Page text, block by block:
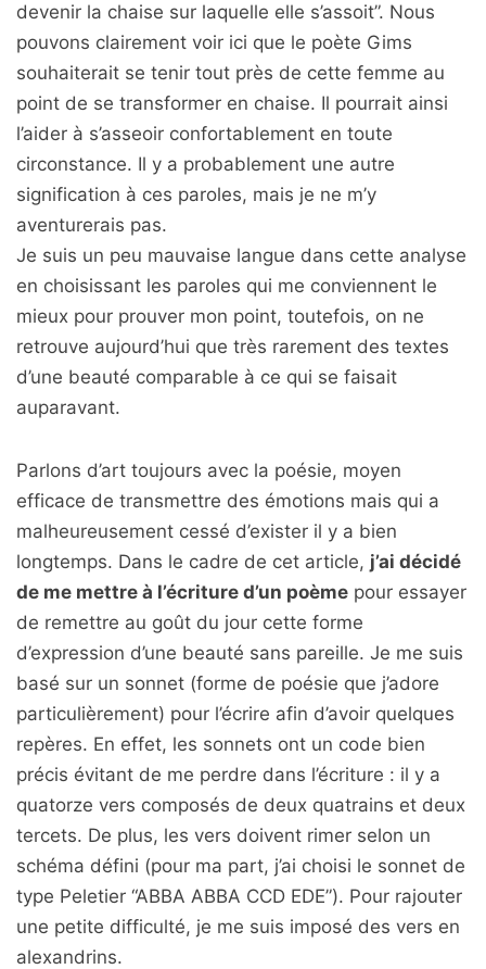
devenir la chaise sur laquelle elle s’assoit”. Nous
pouvons clairement voir ici que le poète Gims
souhaiterait se tenir tout près de cette femme au
point de se transformer en chaise. Il pourrait ainsi
l’aider à s’asseoir confortablement en toute
circonstance. Il y a probablement une autre
signification à ces paroles, mais je ne m’y
aventurerais pas.
Je suis un peu mauvaise langue dans cette analyse
en choisissant les paroles qui me conviennent le
mieux pour prouver mon point, toutefois, on ne
retrouve aujourd’hui que très rarement des textes
d’une beauté comparable à ce qui se faisait
auparavant.
Parlons d’art toujours avec la poésie, moyen
efficace de transmettre des émotions mais qui a
malheureusement cessé d’exister il y a bien
longtemps. Dans le cadre de cet article, j’ai décidé
de me mettre à l’écriture d’un poème pour essayer
de remettre au goût du jour cette forme
d’expression d’une beauté sans pareille. Je me suis
basé sur un sonnet (forme de poésie que j’adore
particulièrement) pour l’écrire afin d’avoir quelques
repères. En effet, les sonnets ont un code bien
précis évitant de me perdre dans l’écriture : il y a
quatorze vers composés de deux quatrains et deux
tercets. De plus, les vers doivent rimer selon un
schéma défini (pour ma part, j’ai choisi le sonnet de
type Peletier “ABBA ABBA CCD EDE”). Pour rajouter
une petite difficulté, je me suis imposé des vers en
alexandrins.